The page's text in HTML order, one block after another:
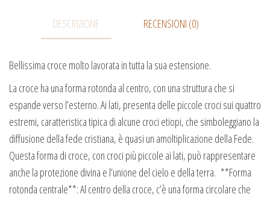
DESCRIZIONE RECENSIONI (0)
Bellissima croce molto lavorata in tutta la sua estensione.
La croce ha una forma rotonda al centro, con una struttura che si
espande verso l’esterno. Ai lati, presenta delle piccole croci sui quattro
estremi, caratteristica tipica di alcune croci etiopi, che simboleggiano la
diffusione della fede cristiana, è quasi un amoltiplicazione della Fede.
Questa forma di croce, con croci più piccole ai lati, può rappresentare
anche la protezione divina e l’unione del cielo e della terra. **Forma
rotonda centrale**: Al centro della croce, c’è una forma circolare che